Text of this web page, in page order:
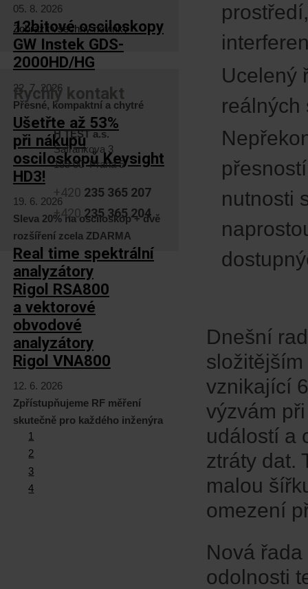
Ucelený
reálných
nutnosti
Dnešní
vznikající
výzvám
událostí a
ztráty dat.
malou
omezení
Nová
odolnosti
05. 8. 2026
12bitové osciloskopy
GW Instek GDS-
2000HD/HG
22. 7. 2026
Přesné, kompaktní a chytré
Ušetřte až 53%
při nákupu
osciloskopů Keysight
HD3!
19. 6. 2026
Sleva 20% na osciloskop + dvě
rozšíření zcela ZDARMA
Real time spektrální
analyzátory
Rigol RSA800
a vektorové
obvodové
analyzátory
Rigol VNA800
12. 6. 2026
Zpřístupňujeme RF měření
skutečně pro každého inženýra
1
2
3
4
Zobrazit všechny novinky
Rychlý kontakt
H TEST a.s.
Šafránkova 3
155 00 Praha 5
+420 235 365 207
+420 235 365 204